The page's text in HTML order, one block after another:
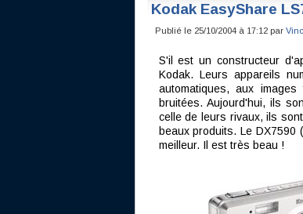
Kodak EasyShare
Publié le 25/10/2004 à 17:12 par
S'il est un constructeur
Kodak. Leurs appareils
automatiques, aux
bruitées. Aujourd'hui, ils
celle de leurs rivaux, ils
beaux produits. Le DX7590
meilleur. Il est très beau !